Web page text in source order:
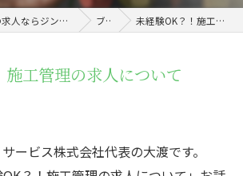
東京で設備管理の求人ならジンテックテクノサービス株式会社 ブログ 未経験OK？！施工管理の求人について
工管理の求人について
ービス株式会社代表の大渡です。